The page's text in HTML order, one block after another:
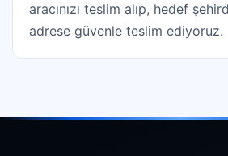
aracınızı teslim alıp, hedef
adrese güvenle teslim ediyoruz.